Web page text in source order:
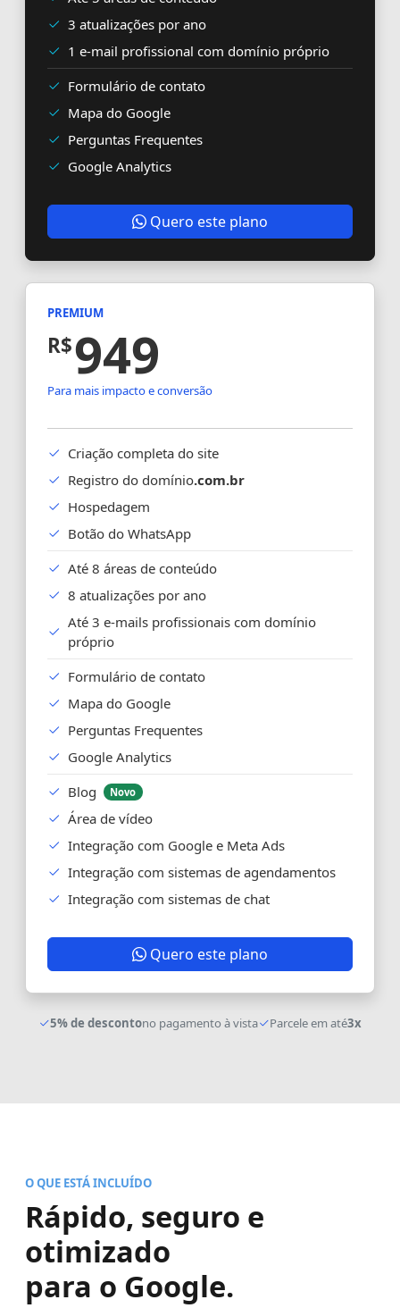
3 atualizações por ano
1 e-mail profissional com domínio próprio
Formulário de contato
Mapa do Google
Perguntas Frequentes
Google Analytics
Quero este plano
PREMIUM
R$949
Para mais impacto e conversão
Criação completa do site
Registro do domínio.com.br
Hospedagem
Botão do WhatsApp
Até 8 áreas de conteúdo
8 atualizações por ano
Até 3 e-mails profissionais com domínio
próprio
Formulário de contato
Mapa do Google
Perguntas Frequentes
Google Analytics
Blog
Novo
Área de vídeo
Integração com Google e Meta Ads
Integração com sistemas de agendamentos
Integração com sistemas de chat
Quero este plano
5% de descontono pagamento à vista Parcele em até3x
O QUE ESTÁ INCLUÍDO
Rápido, seguro e
otimizado
para o Google.